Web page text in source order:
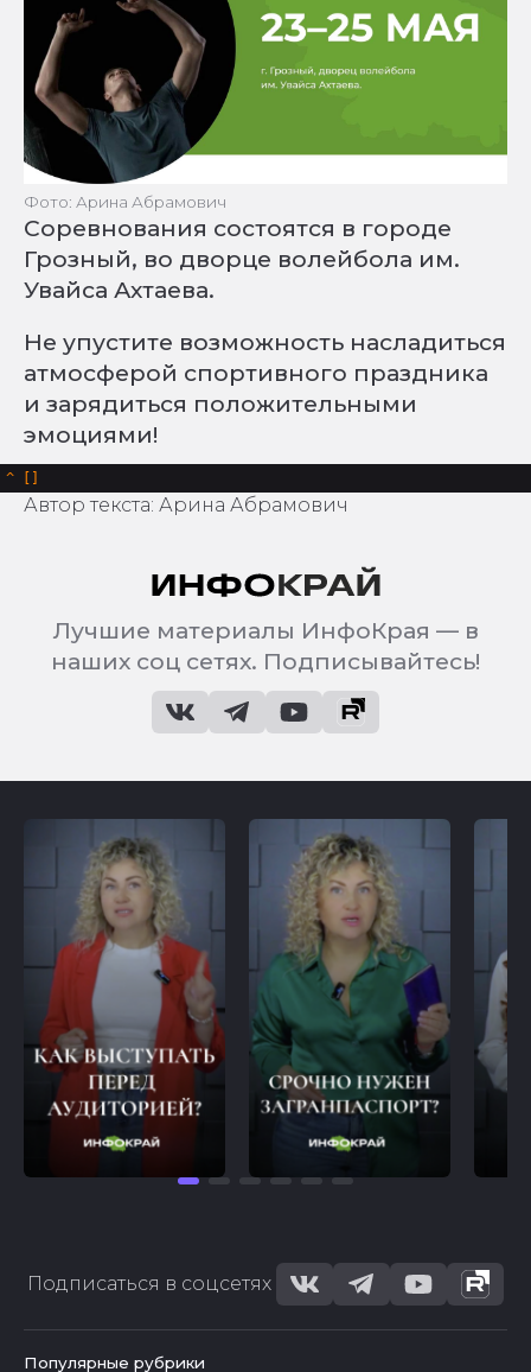
Фото: Арина Абрамович
Соревнования состоятся в городе
Грозный, во дворце волейбола им.
Увайса Ахтаева.
Не упустите возможность насладиться
атмосферой спортивного праздника
и зарядиться положительными
эмоциями!
^
Автор текста: Арина Абрамович
Лучшие материалы ИнфоКрая — в
наших соц сетях. Подписывайтесь!
Подписаться в соцсетях
Популярные рубрики